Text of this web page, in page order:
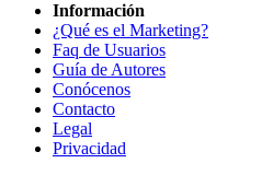
Información
¿Qué es el Marketing?
Faq de Usuarios
Guía de Autores
Conócenos
Contacto
Legal
Privacidad